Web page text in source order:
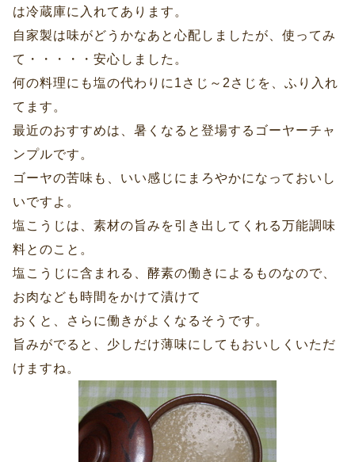
は冷蔵庫に入れてあります。
自家製は味がどうかなあと心配しましたが、使ってみ
て・・・・・安心しました。
何の料理にも塩の代わりに1さじ～2さじを、ふり入れ
てます。
最近のおすすめは、暑くなると登場するゴーヤーチャ
ンプルです。
ゴーヤの苦味も、いい感じにまろやかになっておいし
いですよ。
塩こうじは、素材の旨みを引き出してくれる万能調味
料とのこと。
塩こうじに含まれる、酵素の働きによるものなので、
お肉なども時間をかけて漬けて
おくと、さらに働きがよくなるそうです。
旨みがでると、少しだけ薄味にしてもおいしくいただ
けますね。